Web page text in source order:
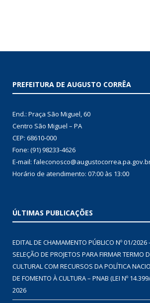
PREFEITURA DE AUGUSTO CORRÊA
End.: Praça São Miguel, 60
Centro São Miguel – PA
CEP: 68610-000
Fone: (91) 98233-4626
E-mail:
Horário de atendimento: 07:00 às 13:00
ÚLTIMAS PUBLICAÇÕES
EDITAL DE CHAMAMENTO PÚBLICO Nº 01/
SELEÇÃO DE PROJETOS PARA FIRMAR TERMO
CULTURAL COM RECURSOS DA POLÍTICA
DE FOMENTO À CULTURA – PNAB (LEI Nº
2026